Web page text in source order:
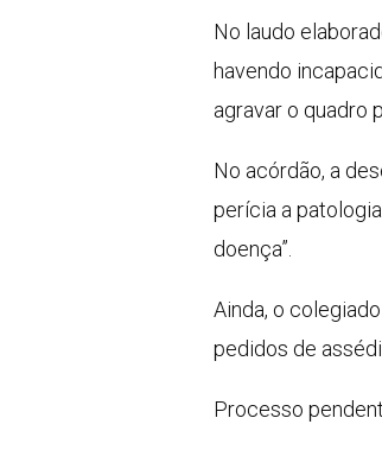
No laudo
havendo
agravar o quadro
No acórdão, a
perícia a
doença”.
Ainda, o
pedidos de
Processo